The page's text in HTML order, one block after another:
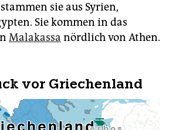
sie aus Syrien,
Sie kommen in das
Malakassa nördlich von Athen.